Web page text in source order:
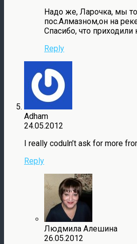
Надо же, Ларочка, мы
пос.Алмазном,он на
Спасибо, что приходили
Reply
Adham
24.05.2012
I really coduln’t ask for more
Reply
Людмила Алешина
26.05.2012